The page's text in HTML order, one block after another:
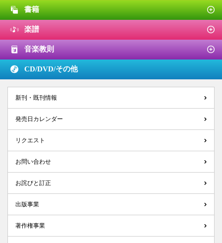
書籍
楽譜
音楽教則
CD/DVD/その他
新刊・既刊情報
発売日カレンダー
リクエスト
お問い合わせ
お詫びと訂正
出版事業
著作権事業